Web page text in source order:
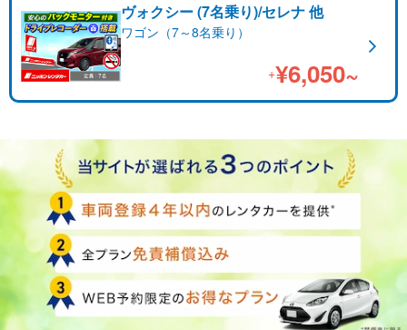
ヴォクシー (7名乗り)/セレナ 他
ワゴン（7～8名乗り）
+¥6,050~